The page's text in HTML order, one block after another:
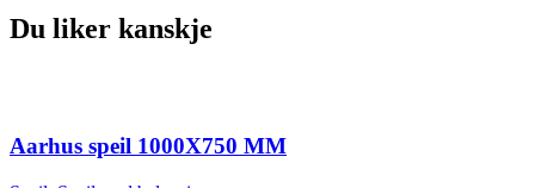
Du liker kanskje
Aarhus speil 1000X750 MM